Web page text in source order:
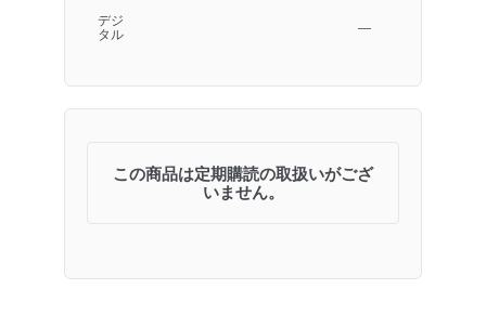
デジ
タル
―
この商品は定期購読の取扱いがござ
いません。